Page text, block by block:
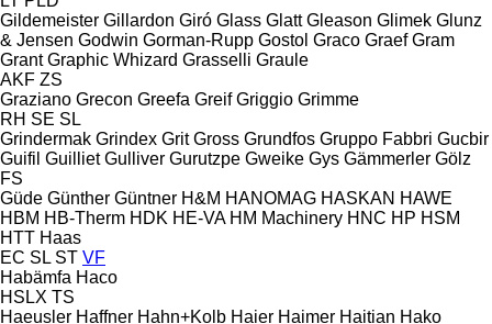
Gildemeister Gillardon Giró Glass Glatt Gleason Glimek Glunz
& Jensen Godwin Gorman-Rupp Gostol Graco Graef Gram
Grant Graphic Whizard Grasselli Graule
AKF ZS
Graziano Grecon Greefa Greif Griggio Grimme
RH SE SL
Grindermak Grindex Grit Gross Grundfos Gruppo Fabbri Gucbir
Guifil Guilliet Gulliver Gurutzpe Gweike Gys Gämmerler Gölz
FS
Güde Günther Güntner H&M HANOMAG HASKAN HAWE
HBM HB‑Therm HDK HE-VA HM Machinery HNC HP HSM
HTT Haas
EC SL ST VF
Habämfa Haco
HSLX TS
Haeusler Haffner Hahn+Kolb Haier Haimer Haitian Hako